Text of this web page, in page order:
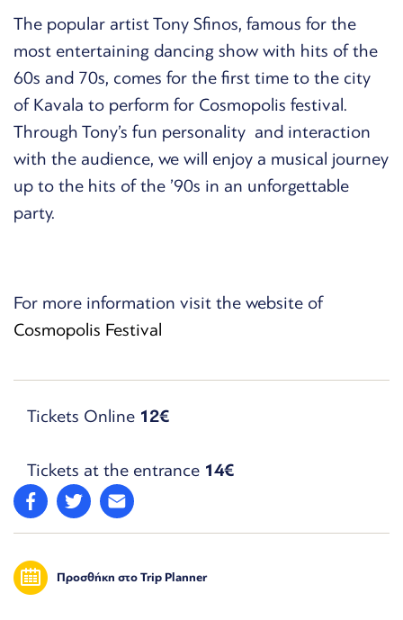
The popular artist Tony Sfinos, famous for the
most entertaining dancing show with hits of the
60s and 70s, comes for the first time to the city
of Kavala to perform for Cosmopolis festival.
Through Tony’s fun personality and interaction
with the audience, we will enjoy a musical journey
up to the hits of the ’90s in an unforgettable
party.
For more information visit the website of
Cosmopolis Festival
Tickets Online 12€
Tickets at the entrance 14€
Προσθήκη στο Trip Planner